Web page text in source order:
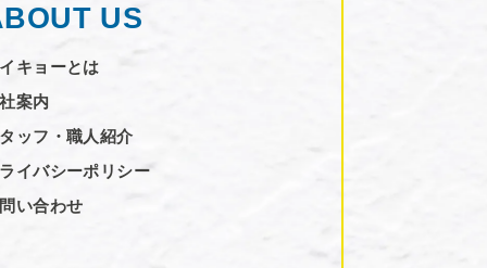
US
キョーとは
案内
ッフ・職人紹介
イバシーポリシー
い合わせ